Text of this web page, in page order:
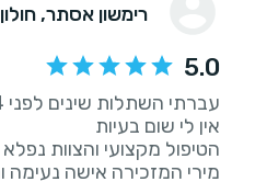
רימשון אסתר, חולון
5.0